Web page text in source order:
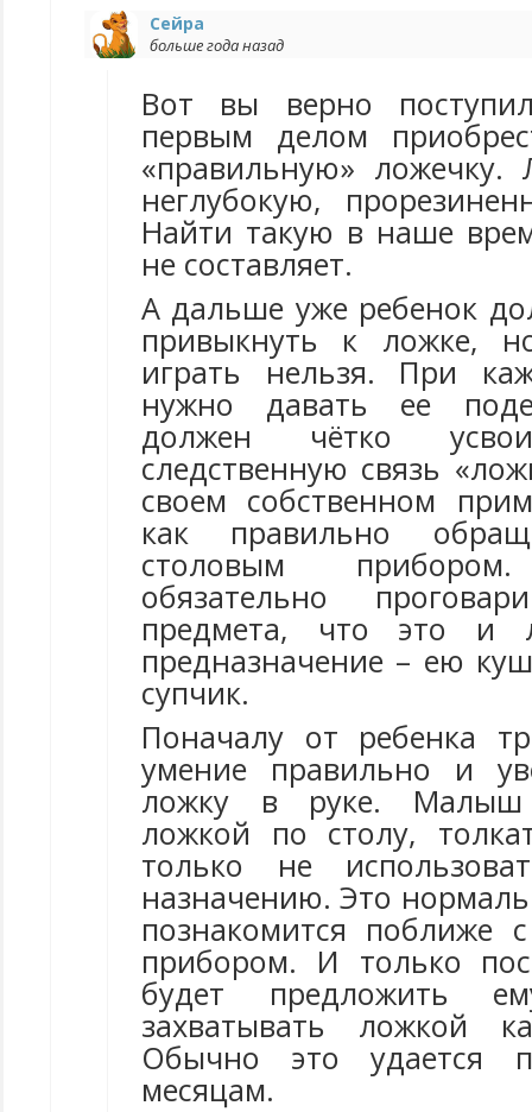
Сейра
больше года назад
Вот вы верно
первым делом
«правильную» ложечку.
неглубокую,
Найти такую в наше
не составляет.
А дальше уже ребенок
привыкнуть к ложке,
играть нельзя. При
нужно давать ее
должен чётко
следственную связь
своем собственном
как правильно
столовым
обязательно
предмета, что это и
предназначение – ею
супчик.
Поначалу от ребенка
умение правильно и
ложку в руке. Малыш
ложкой по столу,
только не
назначению. Это
познакомится поближе
прибором. И только
будет предложить
захватывать ложкой
Обычно это удается
месяцам.